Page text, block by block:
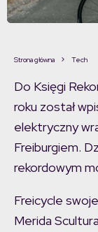
Strona główna Tech
Do Księgi
roku został
elektryczny
Freiburgiem.
rekordowym
Freicycle
Merida